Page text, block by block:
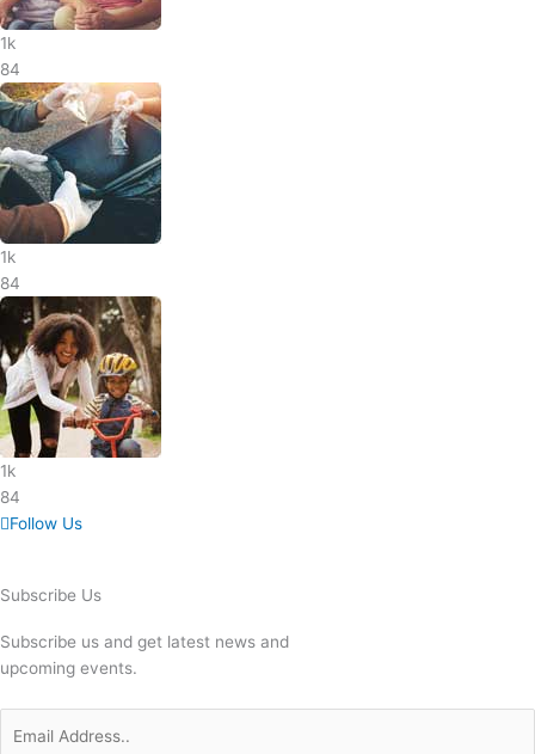
1k
84
1k
84
1k
84
Follow Us
Subscribe Us
Subscribe us and get latest news and
upcoming events.